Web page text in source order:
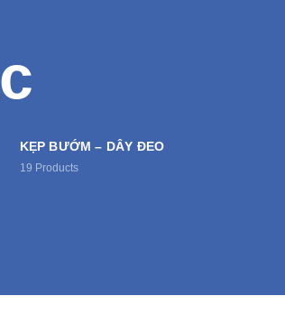
KẸP BƯỚM – DÂY ĐEO
19 Products